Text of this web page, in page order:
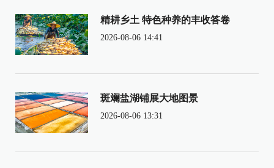
精耕乡土 特色种养的丰收答卷
2026-08-06 14:41
斑斓盐湖铺展大地图景
2026-08-06 13:31